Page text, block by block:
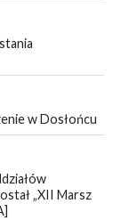
w Dosłońcu
„XII Marsz